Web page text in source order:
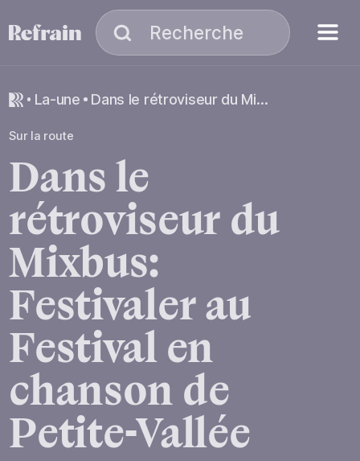
Recherche
la-une Dans le rétroviseur du Mixbus: Festivaler au Festival en chanson de Petite-Vallée
Sur la route
Dansle
rétroviseur du
Mixbus:
Festivalerau
Festivalen
chanson de
Petite-Vallée